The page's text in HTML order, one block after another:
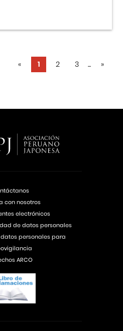
« 1 2 3 ... »
con nosotros
electrónicos
de datos personales
personales para
ARCO